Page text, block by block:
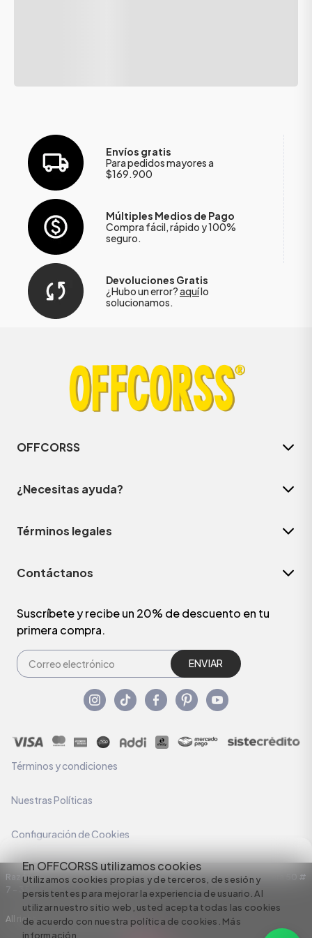
En OFFCORSS utilizamos cookies
Utilizamos cookies propias y de terceros, de sesión y
persistentes para mejorar la experiencia de usuario. Al
utilizar nuestro sitio web, usted acepta todas las cookies
de acuerdo con nuestra política de cookies. Más
información
Envíos gratis
Para pedidos mayores a
$169.900
Múltiples Medios de Pago
Compra fácil, rápido y 100%
seguro.
Devoluciones Gratis
¿Hubo un error?aquílo
solucionamos.
OFFCORSS
¿Necesitas ayuda?
Términos legales
Contáctanos
Suscríbete y recibe un 20% de descuento en tu
primera compra.
ENVIAR
Términos y condiciones
Nuestras Políticas
Configuración de Cookies
Razón Social: C.I HERMECO S.A. NIT: 890924167-6 Dirección: Carrera 50 #
7 – 35
All rights reserved empowered by